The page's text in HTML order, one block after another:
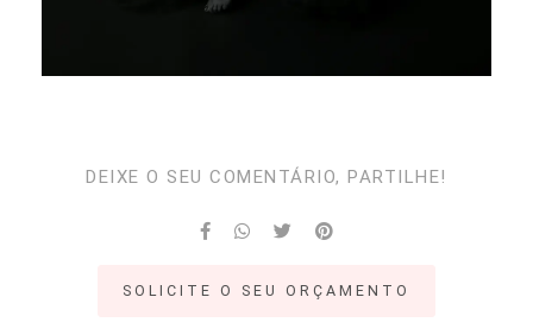
DEIXE O SEU COMENTÁRIO, PARTILHE!
SOLICITE O SEU ORÇAMENTO